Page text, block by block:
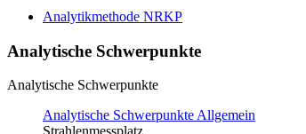
Analytikmethode NRKP
Analytische Schwerpunkte
Analytische Schwerpunkte
Analytische Schwerpunkte Allgemein